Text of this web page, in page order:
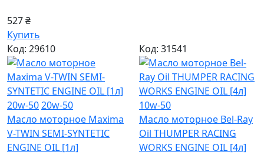
527 ₴
Купить
Код: 29610
20w-5020w-50
Масло моторное Maxima
V-TWIN SEMI-SYNTETIC
ENGINE OIL [1л]
Код: 31541
10w-50
Масло моторное Bel-Ray
Oil THUMPER RACING
WORKS ENGINE OIL [4л]